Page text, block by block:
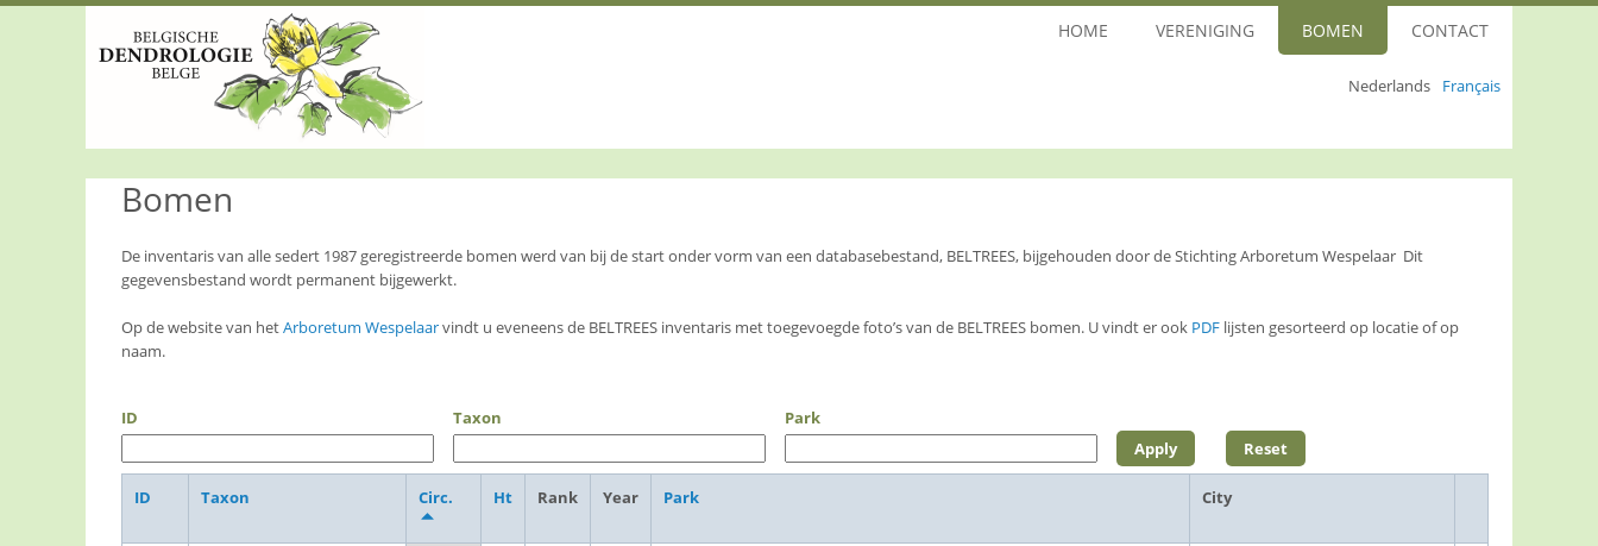
Nederlands Français
HOME VERENIGING BOMEN CONTACT
Bomen
De inventaris van alle sedert 1987 geregistreerde bomen werd van bij de start onder vorm van een databasebestand, BELTREES, bijgehouden door de Stichting Arboretum Wespelaar Dit
gegevensbestand wordt permanent bijgewerkt.
Op de website van hetArboretum Wespelaarvindt u eveneens de BELTREES inventaris met toegevoegde foto’s van de BELTREES bomen. U vindt er ook PDF lijsten gesorteerd op locatie of op
naam.
ID Taxon Park
ID Taxon Circ. Ht Rank Year Park City